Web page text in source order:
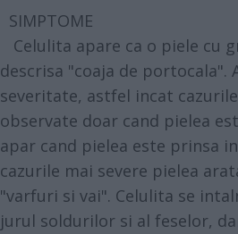
SIMPTOME
Celulita apare ca o piele cu
descrisa "coaja de portocala".
severitate, astfel incat
observate doar cand pielea
apar cand pielea este prinsa
cazurile mai severe pielea
"varfuri si vai". Celulita se
jurul soldurilor si al feselor,